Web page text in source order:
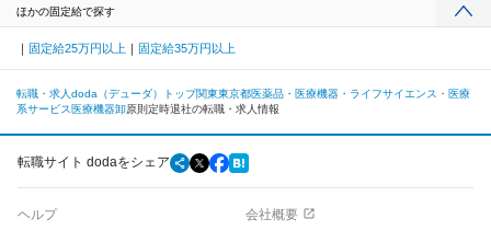
ほかの固定給で探す
固定給25万円以上 固定給35万円以上
転職・求人doda（デューダ）トップ関東東京都医薬品・医療機器・ライフサイエンス・医療
系サービス 医療機器卸原則定時退社の転職・求人情報
転職サイト dodaをシェア
ヘルプ 会社概要